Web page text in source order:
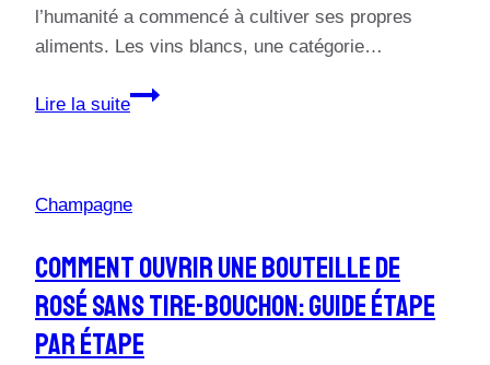
l’humanité a commencé à cultiver ses propres
aliments. Les vins blancs, une catégorie…
Lire la suite
Le
du
blanc
expliqué
Champagne
Comment Ouvrir Une Bouteille De
Rosé Sans Tire-Bouchon: Guide Étape
Par Étape